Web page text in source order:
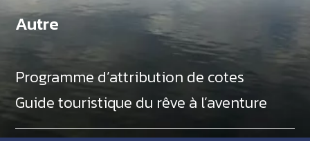
Autre
Programme d’attribution de cotes
Guide touristique du rêve à l’aventure